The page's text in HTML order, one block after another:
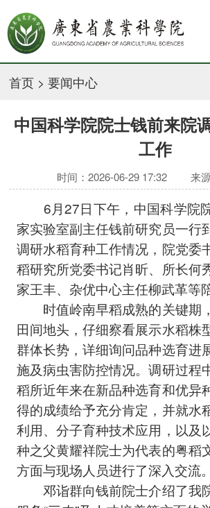
首页 >要闻中心
中国科学院院士钱前来院
工作
时间：2026-06-29 17:32 来
6月27日下午，中国科学院
家实验室副主任钱前研究员一行
调研水稻育种工作情况，院党委
稻研究所党委书记肖昕、所长何
家王丰、杂优中心主任柳武革等
时值岭南早稻成熟的关键期
田间地头，仔细察看展示水稻株
群体长势，详细询问品种选育进
施及病虫害防控情况。调研过程
稻所近年来在新品种选育和优异
得的成绩给予充分肯定，并就水
利用、分子育种技术应用，以及
种之父黄耀祥院士为代表的粤稻
方面与现场人员进行了深入交流。
邓诣群向钱前院士介绍了我院